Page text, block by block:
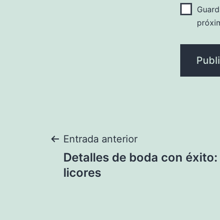
Navegación
de
Entrada anterior
Detalles de boda con
licores